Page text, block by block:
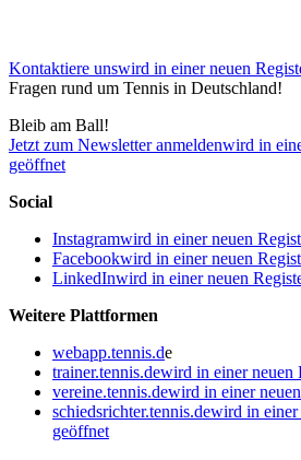
Kontaktiere unswird in einer neuen
Fragen rund um Tennis in Deutschland!
Bleib am Ball!
Jetzt zum Newsletter anmeldenwird in
geöffnet
Social
Instagramwird in einer neuen
Facebookwird in einer neuen
LinkedInwird in einer neuen
Weitere Plattformen
webapp.tennis.de
trainer.tennis.dewird in einer neuen
vereine.tennis.dewird in einer
schiedsrichter.tennis.dewird in einer
geöffnet